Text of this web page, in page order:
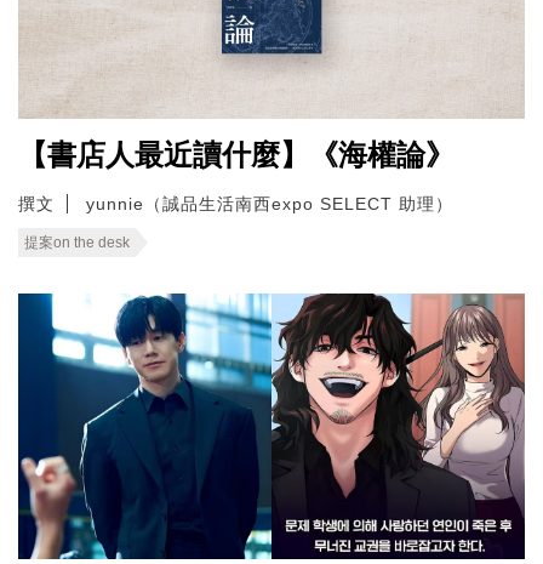
【書店人最近讀什麼】《海權論》
撰文 yunnie（誠品生活南西expo SELECT 助理）
提案on the desk